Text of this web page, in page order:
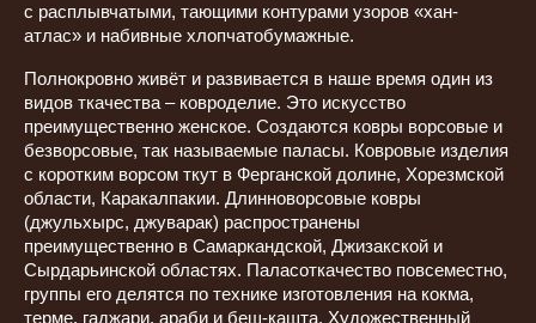
с расплывчатыми, тающими контурами узоров «хан-
атлас» и набивные хлопчатобумажные.
Полнокровно живёт и развивается в наше время один из
видов ткачества – ковроделие. Это искусство
преимущественно женское. Создаются ковры ворсовые и
безворсовые, так называемые паласы. Ковровые изделия
с коротким ворсом ткут в Ферганской долине, Хорезмской
области, Каракалпакии. Длинноворсовые ковры
(джульхырс, джуварак) распространены
преимущественно в Самаркандской, Джизакской и
Сырдарьинской областях. Паласоткачество повсеместно,
группы его делятся по технике изготовления на кокма,
терме, гаджари, араби и беш-кашта. Художественный